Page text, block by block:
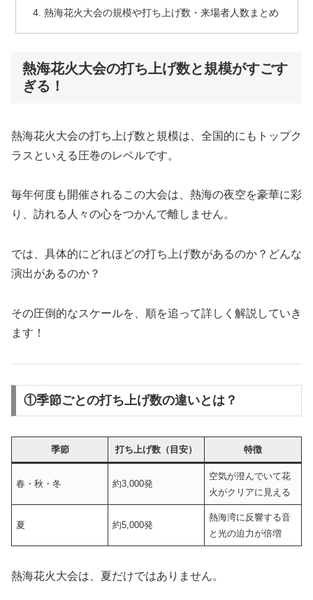
熱海花火大会の規模や打ち上げ数・来場者人数まとめ
熱海花火大会の打ち上げ数と規模がすごす
ぎる！
熱海花火大会の打ち上げ数と規模は、全国的にもトップク
ラスといえる圧巻のレベルです。
毎年何度も開催されるこの大会は、熱海の夜空を豪華に彩
り、訪れる人々の心をつかんで離しません。
では、具体的にどれほどの打ち上げ数があるのか？どんな
演出があるのか？
その圧倒的なスケールを、順を追って詳しく解説していき
ます！
①季節ごとの打ち上げ数の違いとは？
季節 打ち上げ数（目安） 特徴
春・秋・冬 約3,000発
空気が澄んでいて花
火がクリアに見える
夏 約5,000発
熱海湾に反響する音
と光の迫力が倍増
熱海花火大会は、夏だけではありません。